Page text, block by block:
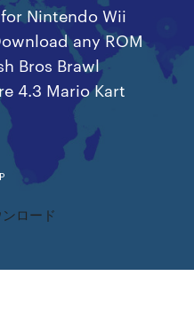
for Nintendo Wii
any ROM
Bros Brawl
4.3 Mario Kart
ロード